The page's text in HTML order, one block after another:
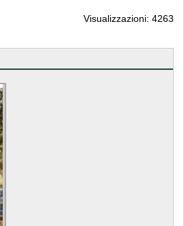
Visualizzazioni: 4263